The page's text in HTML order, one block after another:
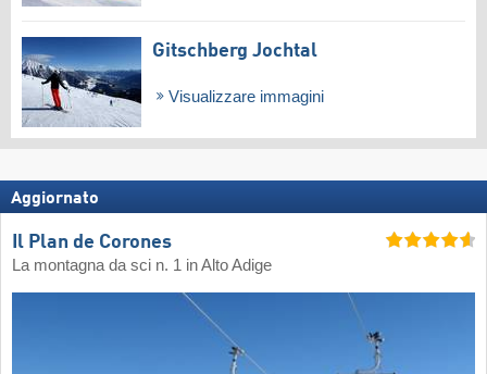
Gitschberg Jochtal
Visualizzare immagini
Aggiornato
Il Plan de Corones
La montagna da sci n. 1 in Alto Adige